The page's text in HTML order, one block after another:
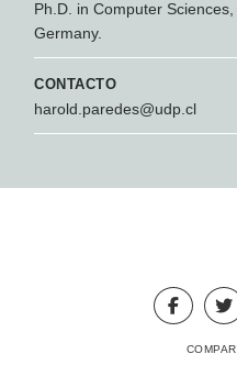
Ph.D. in Computer
Germany.
CONTACTO
harold.paredes@udp.cl